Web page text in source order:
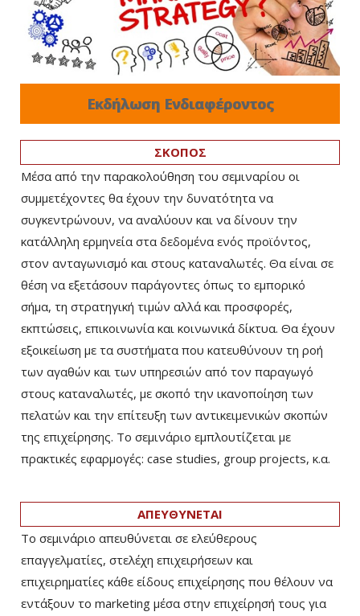
Εκδήλωση Ενδιαφέροντος
ΣΚΟΠΟΣ
Μέσα από την παρακολούθηση του σεμιναρίου οι
συμμετέχοντες θα έχουν την δυνατότητα να
συγκεντρώνουν, να αναλύουν και να δίνουν την
κατάλληλη ερμηνεία στα δεδομένα ενός προϊόντος,
στον ανταγωνισμό και στους καταναλωτές. Θα είναι σε
θέση να εξετάσουν παράγοντες όπως το εμπορικό
σήμα, τη στρατηγική τιμών αλλά και προσφορές,
εκπτώσεις, επικοινωνία και κοινωνικά δίκτυα. Θα έχουν
εξοικείωση με τα συστήματα που κατευθύνουν τη ροή
των αγαθών και των υπηρεσιών από τον παραγωγό
στους καταναλωτές, με σκοπό την ικανοποίηση των
πελατών και την επίτευξη των αντικειμενικών σκοπών
της επιχείρησης. Το σεμινάριο εμπλουτίζεται με
πρακτικές εφαρμογές: case studies, group projects, κ.α.
ΑΠΕΥΘΥΝΕΤΑΙ
Το σεμινάριο απευθύνεται σε ελεύθερους
επαγγελματίες, στελέχη επιχειρήσεων και
επιχειρηματίες κάθε είδους επιχείρησης που θέλουν να
εντάξουν το marketing μέσα στην επιχείρησή τους για